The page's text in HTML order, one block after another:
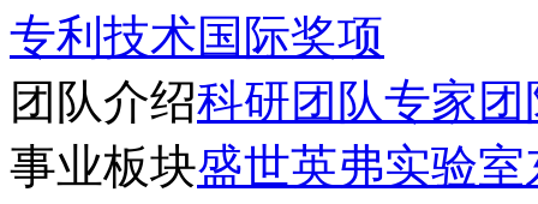
专利技术国际奖项
团队介绍科研团队专家团
事业板块盛世英弗实验室